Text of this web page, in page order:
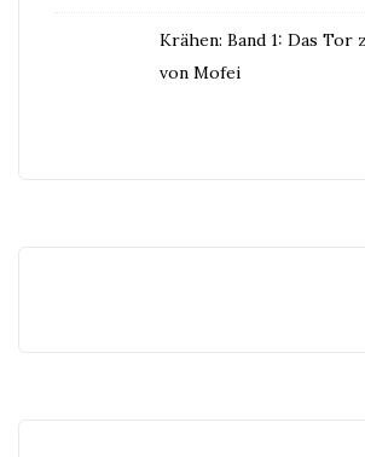
Krähen: Band 1: Das Tor
von Mofei